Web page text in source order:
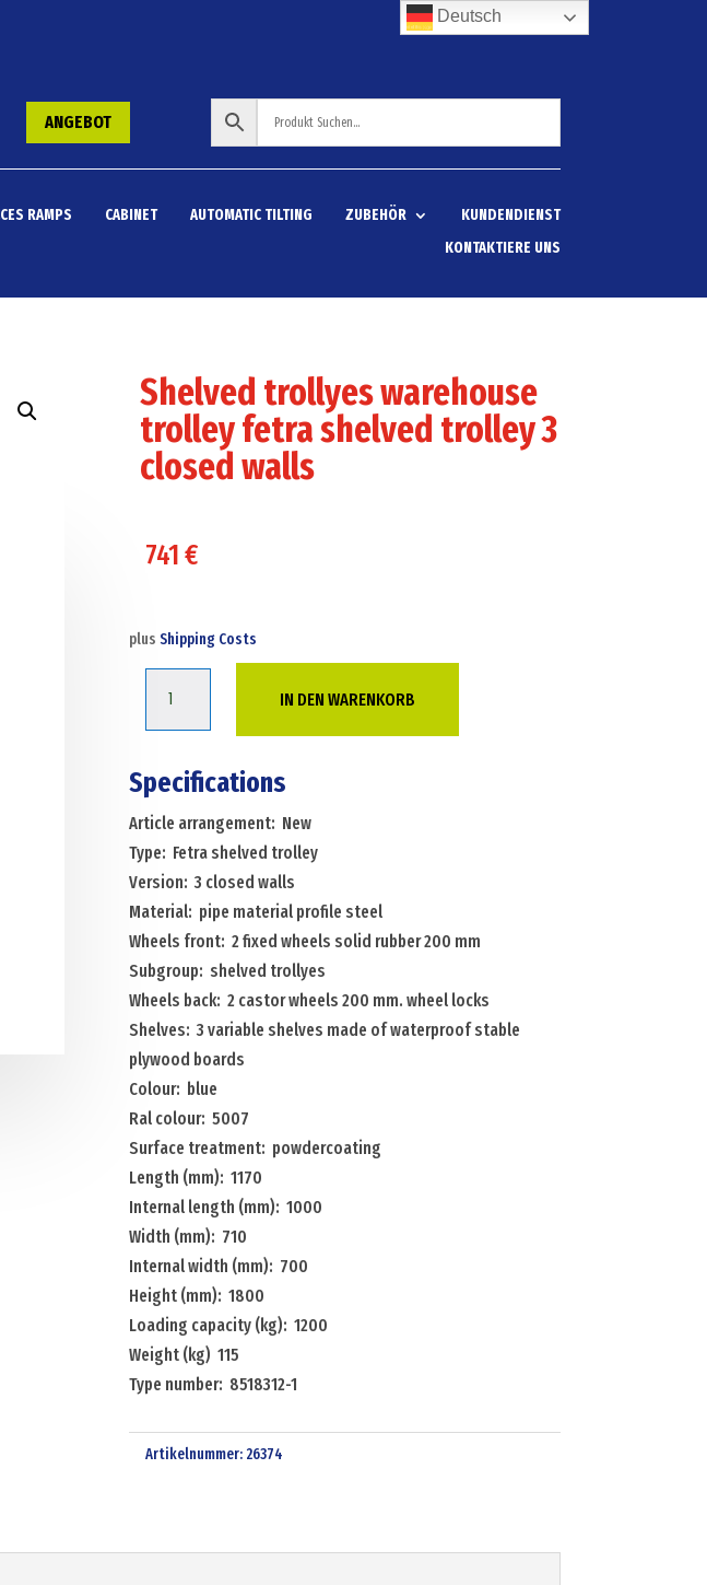
ANGEBOT
RAMPS CABINET AUTOMATIC TILTING ZUBEHÖR
KUNDENDIENST
KONTAKTIERE UNS
Shelved trollyes warehouse
trolley fetra shelved trolley 3
closed walls
741€
plus Shipping Costs
trolley
fetra
shelved
trolley
3
closed
walls
Menge
IN DEN WARENKORB
Specifications
Article arrangement: New
Type: Fetra shelved trolley
Version: 3 closed walls
Material: pipe material profile steel
Wheels front: 2 fixed wheels solid rubber 200 mm
Subgroup: shelved trollyes
Wheels back: 2 castor wheels 200 mm. wheel locks
Shelves: 3 variable shelves made of waterproof stable
plywood boards
Colour: blue
Ral colour: 5007
Surface treatment: powdercoating
Length (mm): 1170
Internal length (mm): 1000
Width (mm): 710
Internal width (mm): 700
Height (mm): 1800
Loading capacity (kg): 1200
Weight (kg) 115
Type number: 8518312-1
Artikelnummer: 26374
Deutsch